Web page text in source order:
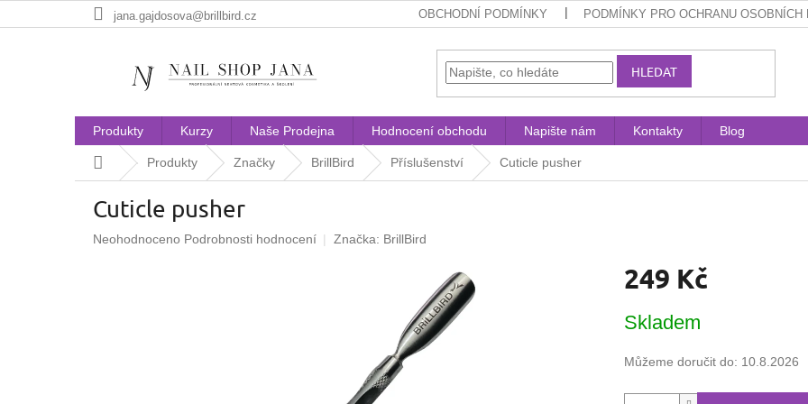
na
jana.gajdosova@brillbird.cz OBCHODNÍ PODMÍNKY PODMÍNKY PRO OCHRANU OSOBNÍCH
HLEDAT
Produkty Kurzy Naše Prodejna Hodnocení obchodu Napište nám Kontakty Blog
Domů Produkty Značky BrillBird Příslušenství Cuticle pusher
Cuticle pusher
Průměrné
Neohodnoceno Podrobnosti hodnocení Značka: BrillBird
249 Kč
cena:
Skladem
Můžeme doručit do: 10.8.2026